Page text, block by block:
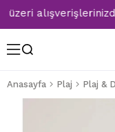
Anasayfa Plaj Plaj &